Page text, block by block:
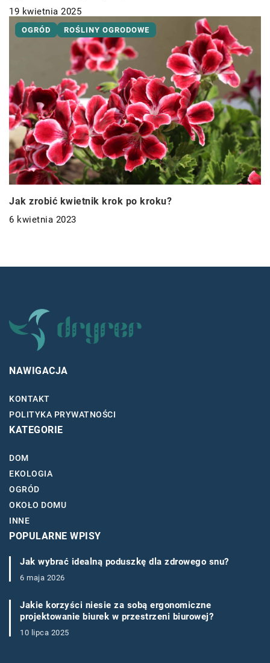
19 kwietnia 2025
OGRÓD ROŚLINY OGRODOWE
Jak zrobić kwietnik krok po kroku?
6 kwietnia 2023
NAWIGACJA
KONTAKT
POLITYKA PRYWATNOŚCI
KATEGORIE
DOM
EKOLOGIA
OGRÓD
OKOŁO DOMU
INNE
POPULARNE WPISY
Jak wybrać idealną poduszkę dla zdrowego snu?
6 maja 2026
Jakie korzyści niesie za sobą ergonomiczne
projektowanie biurek w przestrzeni biurowej?
10 lipca 2025